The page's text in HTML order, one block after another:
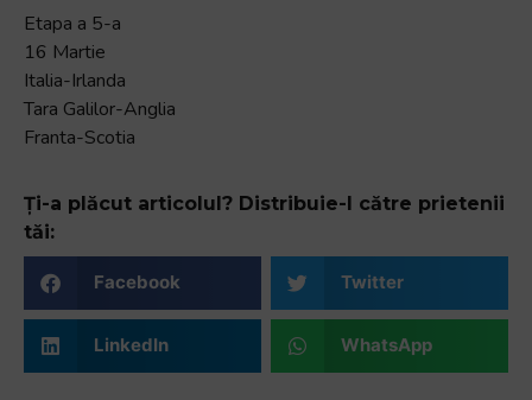
Etapa a 5-a
16 Martie
Italia-Irlanda
Tara Galilor-Anglia
Franta-Scotia
Ți-a plăcut articolul? Distribuie-l către prietenii
tăi:
Facebook Twitter
LinkedIn WhatsApp